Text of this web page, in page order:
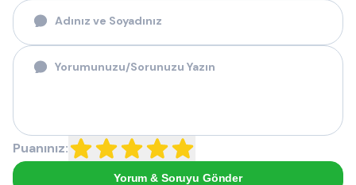
Puanınız:
Yorum & Soruyu Gönder